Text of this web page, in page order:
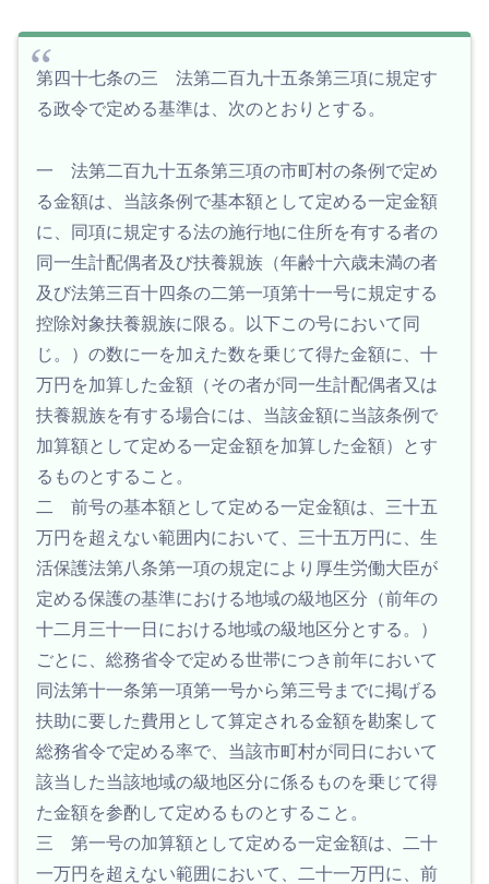
第四十七条の三 法第二百九十五条第三項に規定す
る政令で定める基準は、次のとおりとする。
一 法第二百九十五条第三項の市町村の条例で定め
る金額は、当該条例で基本額として定める一定金額
に、同項に規定する法の施行地に住所を有する者の
同一生計配偶者及び扶養親族（年齢十六歳未満の者
及び法第三百十四条の二第一項第十一号に規定する
控除対象扶養親族に限る。以下この号において同
じ。）の数に一を加えた数を乗じて得た金額に、十
万円を加算した金額（その者が同一生計配偶者又は
扶養親族を有する場合には、当該金額に当該条例で
加算額として定める一定金額を加算した金額）とす
るものとすること。
二 前号の基本額として定める一定金額は、三十五
万円を超えない範囲内において、三十五万円に、生
活保護法第八条第一項の規定により厚生労働大臣が
定める保護の基準における地域の級地区分（前年の
十二月三十一日における地域の級地区分とする。）
ごとに、総務省令で定める世帯につき前年において
同法第十一条第一項第一号から第三号までに掲げる
扶助に要した費用として算定される金額を勘案して
総務省令で定める率で、当該市町村が同日において
該当した当該地域の級地区分に係るものを乗じて得
た金額を参酌して定めるものとすること。
三 第一号の加算額として定める一定金額は、二十
一万円を超えない範囲において、二十一万円に、前